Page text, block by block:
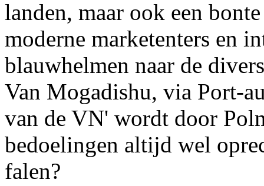
landen, maar ook een
moderne marketenters en
blauwhelmen naar de
Van Mogadishu, via Port-
van de VN' wordt door
bedoelingen altijd wel
falen?